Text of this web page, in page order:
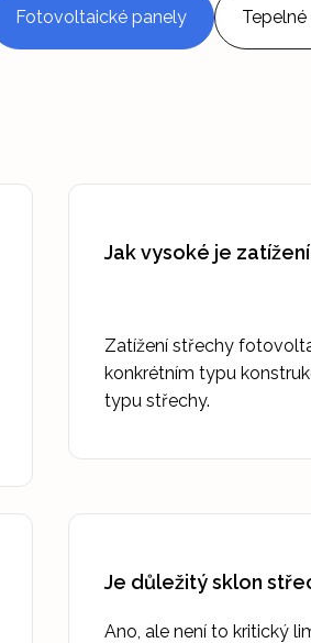
Fotovoltaické panely
Jak vysoké je
Zatížení střechy
konkrétním typu
typu střechy.
Je důležitý sklon
Ano, ale není to kritický